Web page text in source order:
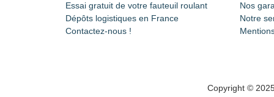
Essai gratuit de votre fauteuil roulant
Dépôts logistiques en France
Contactez-nous !
Nos
Notre
Copyright ©